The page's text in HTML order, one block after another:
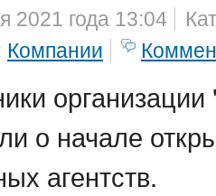
2021 года 13:04
Компании
о начале
агентств.